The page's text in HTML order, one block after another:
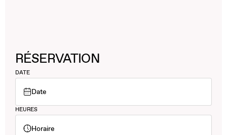
RÉSERVATION
DATE
Date
HEURES
Horaire